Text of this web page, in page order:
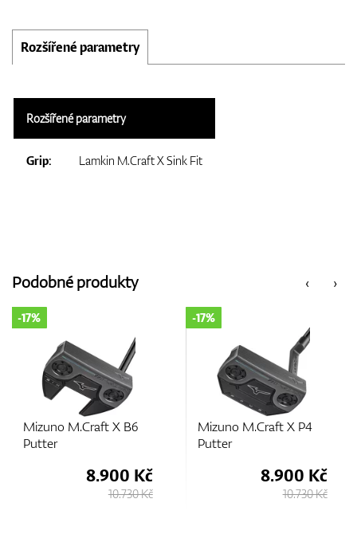
Rozšířené parametry
Rozšířené parametry
Grip: Lamkin M.Craft X Sink Fit
‹
Podobné produkty ›
Mizuno M.Craft X P4
8.900 Kč
10.730 Kč
Mizuno M.CRAFT
7.750
9.000